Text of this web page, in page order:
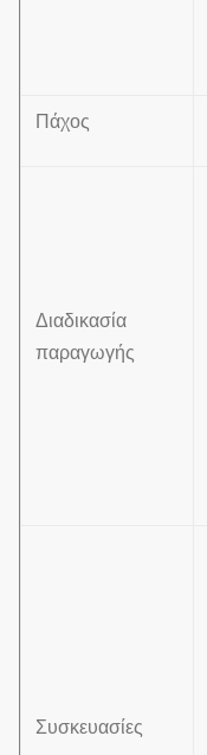
Πάχος
Διαδικασία
παραγωγής
Συσκευασίες